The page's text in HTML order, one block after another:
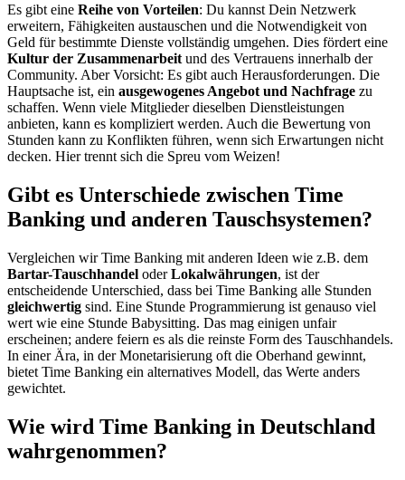
Es gibt eine Reihe von Vorteilen: Du kannst Dein Netzwerk
erweitern, Fähigkeiten austauschen und die Notwendigkeit von
Geld für bestimmte Dienste vollständig umgehen. Dies fördert eine
Kultur der Zusammenarbeit und des Vertrauens innerhalb der
Community. Aber Vorsicht: Es gibt auch Herausforderungen. Die
Hauptsache ist, ein ausgewogenes Angebot und Nachfrage zu
schaffen. Wenn viele Mitglieder dieselben Dienstleistungen
anbieten, kann es kompliziert werden. Auch die Bewertung von
Stunden kann zu Konflikten führen, wenn sich Erwartungen nicht
decken. Hier trennt sich die Spreu vom Weizen!
Gibt es Unterschiede zwischen Time
Banking und anderen Tauschsystemen?
Vergleichen wir Time Banking mit anderen Ideen wie z.B. dem
Bartar-Tauschhandel oderLokalwährungen, ist der
entscheidende Unterschied, dass bei Time Banking alle Stunden
gleichwertig sind. Eine Stunde Programmierung ist genauso viel
wert wie eine Stunde Babysitting. Das mag einigen unfair
erscheinen; andere feiern es als die reinste Form des Tauschhandels.
In einer Ära, in der Monetarisierung oft die Oberhand gewinnt,
bietet Time Banking ein alternatives Modell, das Werte anders
gewichtet.
Wie wird Time Banking in Deutschland
wahrgenommen?